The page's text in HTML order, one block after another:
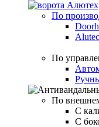
По
По
По
С
С